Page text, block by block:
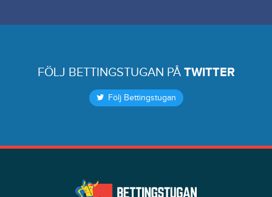
FÖLJ BETTINGSTUGAN PÅ TWITTER
Följ Bettingstugan